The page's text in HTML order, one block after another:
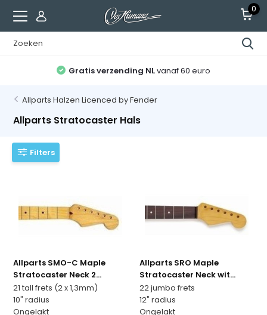
0
Gratis verzending NLvanaf 60 euro
Allparts Halzen Licenced by Fender
Allparts Stratocaster Hals
Filters
Allparts SMO-C Maple
Stratocaster Neck 2...
21 tall frets (2 x 1,3mm)
10" radius
Ongelakt
Allparts SRO Maple
Stratocaster Neck wit...
22 jumbo frets
12" radius
Ongelakt